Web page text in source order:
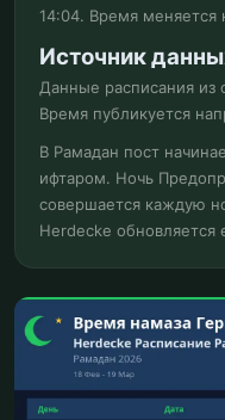
14:04. Время меняется
Источник
Данные расписания из
Время публикуется
В Рамадан пост
ифтаром. Ночь
совершается каждую
Herdecke обновляется